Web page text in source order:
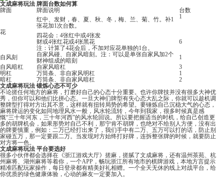
文成麻将玩法 牌面台数如何算
牌面
牌面说明 台数
花
红中、发财，春、夏、秋、冬，梅、兰、菊、竹。补1
张花加1次台数。
1
四花会：4张红中或4张发
财或4张红花或4张黑花
注：计算了4花会后，不加对应花单独的1台。
6
自风刻
自家风碰、自家风暗刻。注：可以是单张自家风加2个
财神组成的暗刻
1
自风暗杠
自家风暗杠
3
明杠
万筒条、非自家风明杠
1
暗杠
万筒条、非自家风暗杠
2
文成麻将玩法 锻炼心态不可少
不论搓任何地方的麻将，打磨好自己的心态十分重要。也许你牌技并没有很多大神优
秀，但你可以和他们比拼心态。一旦大神们牌型有失心态大乱之际，你就可以趁机调
整牌型打得对方出其不意，这样就有扭转局势的希望。要锤炼自己沉稳大气的心态，
麻将牌运的变化如同地理风水一般，风水轮流转，今年到我家，很多时候真是感
慨“三十年河东，三十年河西”的风水轮回说。所以要把握适当的时机，给自己创造更
多的胡牌机会，如果形势对自己不利，那宁肯不胡牌，也绝对不给别人方便，没有出
的牌要慎重，例如：二万已经打出来了，我们手中有二万、五万可以打的话，防止别
家碰五万，那一定要跟二万。当发现对方始终打好牌，连拆整张牌的时候，就要防止
对方将一色。
文成麻将玩法 平台要选好
很多小伙伴都会选择在《浙江游戏大厅》搓麻，搓腻了文成麻将，还有温州茶苑、杭
州麻将、 湖州麻将等着你，一个APP，畅玩浙江所有地市的棋牌游戏，本地方言提示
精准匹配玩家操作，每日登录都有精美好礼相赠。一个全天无休的线上对战平台，给
你优质的绿色健康体验，心动的麻友一定要加入。